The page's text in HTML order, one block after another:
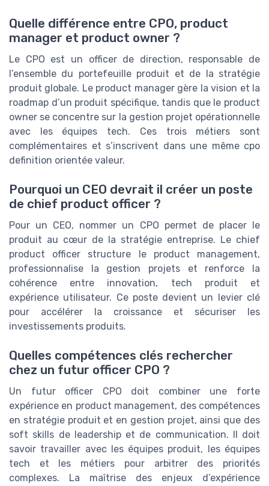
Quelle différence entre CPO, product
manager et product owner ?
Le CPO est un officer de direction, responsable de
l’ensemble du portefeuille produit et de la stratégie
produit globale. Le product manager gère la vision et la
roadmap d’un produit spécifique, tandis que le product
owner se concentre sur la gestion projet opérationnelle
avec les équipes tech. Ces trois métiers sont
complémentaires et s’inscrivent dans une même cpo
definition orientée valeur.
Pourquoi un CEO devrait il créer un poste
de chief product officer ?
Pour un CEO, nommer un CPO permet de placer le
produit au cœur de la stratégie entreprise. Le chief
product officer structure le product management,
professionnalise la gestion projets et renforce la
cohérence entre innovation, tech produit et
expérience utilisateur. Ce poste devient un levier clé
pour accélérer la croissance et sécuriser les
investissements produits.
Quelles compétences clés rechercher
chez un futur officer CPO ?
Un futur officer CPO doit combiner une forte
expérience en product management, des compétences
en stratégie produit et en gestion projet, ainsi que des
soft skills de leadership et de communication. Il doit
savoir travailler avec les équipes produit, les équipes
tech et les métiers pour arbitrer des priorités
complexes. La maîtrise des enjeux d’expérience